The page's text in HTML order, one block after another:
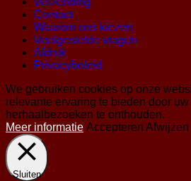
Contact
Waarom ons kiezen
Veelgestelde vragen
Afdruk
Privacybeleid
We gebruiken cookies op onze
relevante ervaring te bieden door
herhaalbezoeken te onthouden.
Meer informatie Accepteren Afwijzen
Sluiten